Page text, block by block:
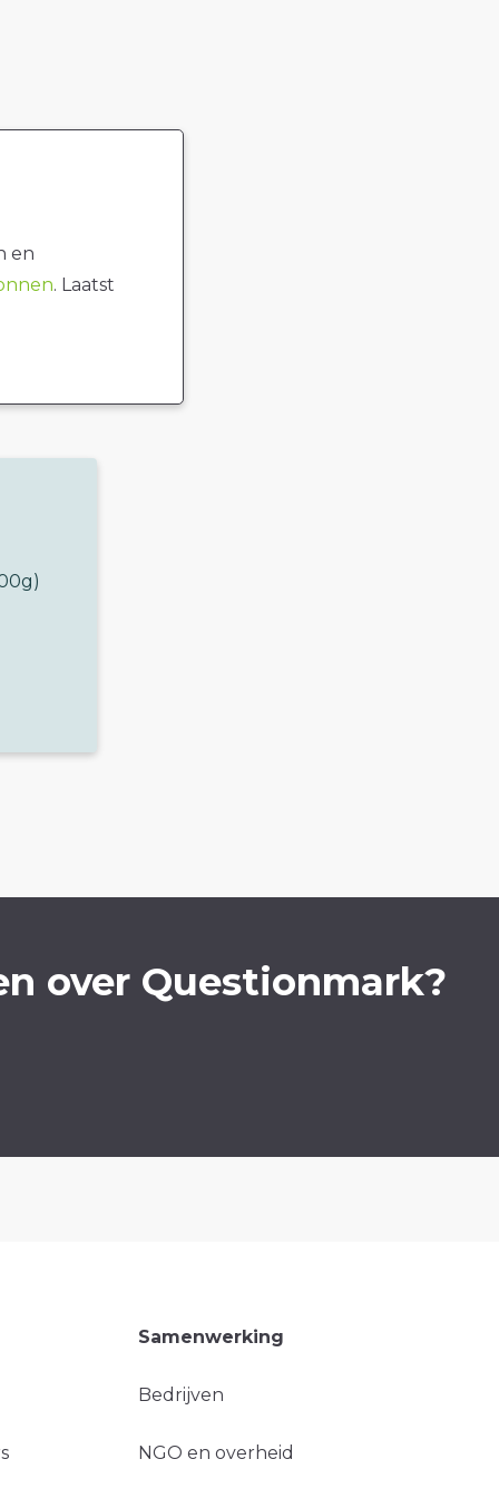
en
. Laatst
over Questionmark?
Samenwerking
Bedrijven
NGO en overheid